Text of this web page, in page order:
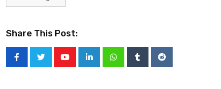
Share This Post: